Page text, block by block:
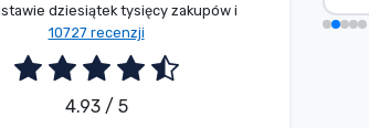
dziesiątek tysięcy zakupów i
10727 recenzji
4.93 / 5